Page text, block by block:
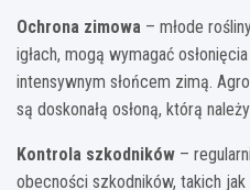
Ochrona zimowa – młode
igłach, mogą wymagać
intensywnym słońcem zimą.
są doskonałą osłoną, którą
Kontrola szkodników –
obecności szkodników, takich